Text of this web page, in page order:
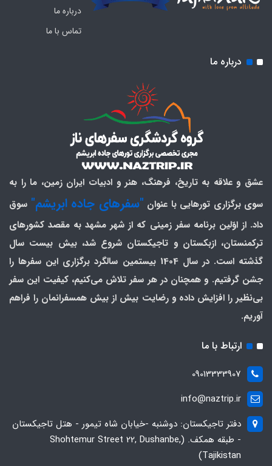
درباره ما
تماس با ما
درباره ما
عشق و علاقه به تاریخ، فرهنگ، هنر و ادبیات ایران زمین، ما را به
سوی برگزاری تورهایی با عنوان "سفرهای جاده ابریشم" سوق
داد. از اوّلین برنامه سفر زمینی که از شهر مشهد به مقصد کشورهای
ترکمنستان، ازبکستان و تاجیکستان شروع شد، بیش بیست سال
گذشته است. در سال 1404 بیستمین سالگرد برگزاری این سفرها را
جشن گرفتیم. و همچنان در هر سفر تلاش می‌کنیم، کیفیت این سفر
بی‌نظیر را افزایش داده و رضایت بیش از بیش همسفرانمان را فراهم
آوریم.
ارتباط با ما
09013333907
info@naztrip.ir
دفتر تاجیکستان: دوشنبه -خیابان شاه تیمور - هتل تاجیکستان
- طبقه همکف. (Shohtemur Street 22, Dushanbe,
Tajikistan)